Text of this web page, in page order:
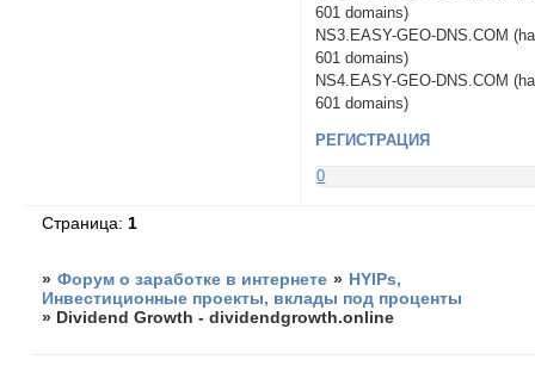
601 domains)
NS3.EASY-GEO-DNS.COM
601 domains)
NS4.EASY-GEO-DNS.COM
601 domains)
РЕГИСТРАЦИЯ
0
Страница: 1
» Форум о заработке в интернете » HYIPs,
Инвестиционные проекты, вклады под проценты
» Dividend Growth - dividendgrowth.online